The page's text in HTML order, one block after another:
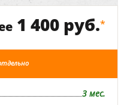
1 400 руб.*
3 мес.